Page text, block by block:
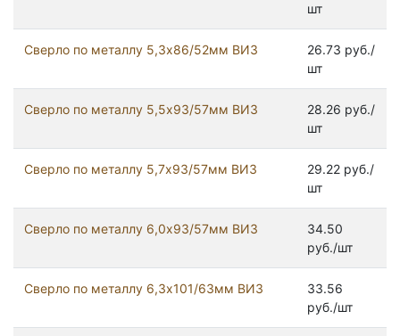
шт
Сверло по металлу 5,3х86/52мм ВИЗ
26.73 руб./
шт
Сверло по металлу 5,5х93/57мм ВИЗ
28.26 руб./
шт
Сверло по металлу 5,7х93/57мм ВИЗ
29.22 руб./
шт
Сверло по металлу 6,0х93/57мм ВИЗ
34.50
руб./шт
Сверло по металлу 6,3х101/63мм ВИЗ
33.56
руб./шт